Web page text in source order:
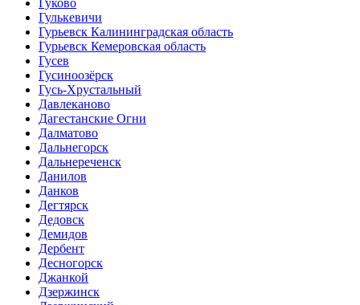
Гуково
Гулькевичи
Гурьевск Калининградская область
Гурьевск Кемеровская область
Гусев
Гусиноозёрск
Гусь-Хрустальный
Давлеканово
Дагестанские Огни
Далматово
Дальнегорск
Дальнереченск
Данилов
Данков
Дегтярск
Дедовск
Демидов
Дербент
Десногорск
Джанкой
Дзержинск